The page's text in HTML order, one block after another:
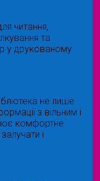
читання,
та
у друкованому
не лише
з вільним і
комфортне
і